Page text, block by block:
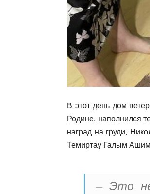
В этот день дом
Родине, наполнился
наград на груди,
Темиртау Галым
– Это